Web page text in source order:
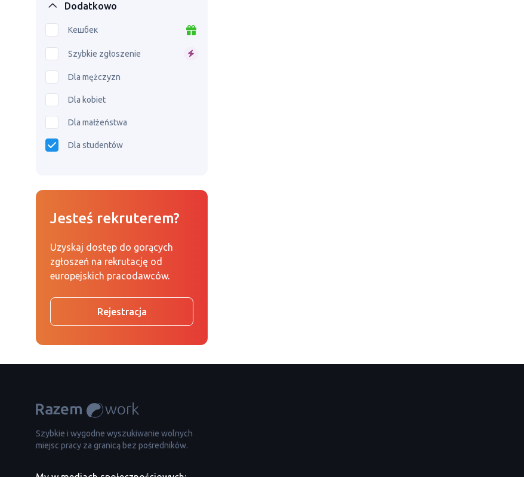
Dodatkowo
Кешбек
Szybkie zgłoszenie
Dla mężczyzn
Dla kobiet
Dla małżeństwa
Dla studentów
Jesteś rekruterem?
Uzyskaj dostęp do gorących
zgłoszeń na rekrutację od
europejskich pracodawców.
Rejestracja
Szybkie i wygodne wyszukiwanie wolnych
miejsc pracy za granicą bez pośredników.